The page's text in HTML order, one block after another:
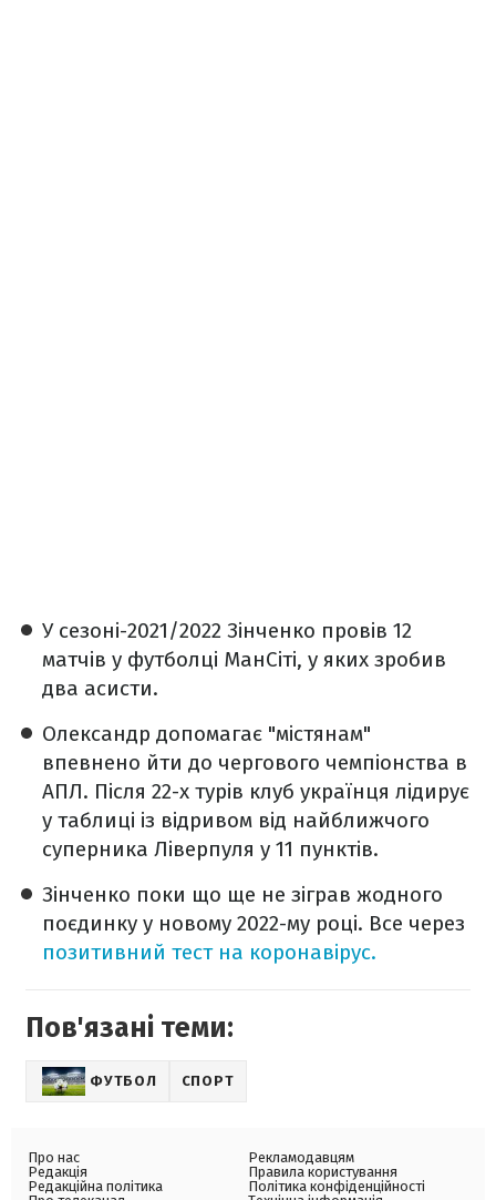
У сезоні-2021/2022 Зінченко провів 12
матчів у футболці МанСіті, у яких зробив
два асисти.
Олександр допомагає "містянам"
впевнено йти до чергового чемпіонства в
АПЛ. Після 22-х турів клуб українця лідирує
у таблиці із відривом від найближчого
суперника Ліверпуля у 11 пунктів.
Зінченко поки що ще не зіграв жодного
поєдинку у новому 2022-му році. Все через
позитивний тест на коронавірус.
Пов'язані теми:
ФУТБОЛ СПОРТ
Про нас
Редакція
Редакційна політика
Рекламодавцям
Правила користування
Політика конфіденційності